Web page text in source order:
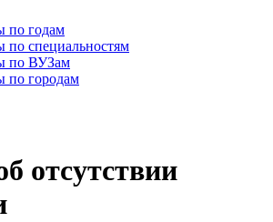
по годам
специальностям
по ВУЗам
по городам
отсутствии